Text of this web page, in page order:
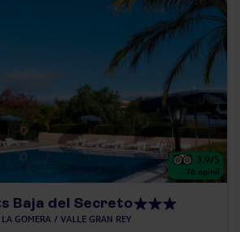
3.9/5
76 opinii
Baja del Secreto
LA GOMERA VALLE GRAN REY